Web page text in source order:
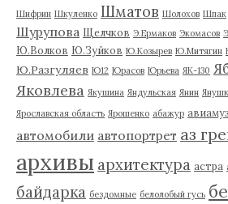
Шифрин Шкуленко Шматов Шолохов Шпак
Шурупова Щелчков Э.Ермаков Экомасов
Ю.Волков Ю.Зуйков Ю.Козырев Ю.Митягин
Ю.Разгуляев Ю12 Юрасов Юрьева ЯК-130
Яковлева Якушина Яндульская Янин
Ярославская область Ярошенко абажур
автомобили автопортрет аз
архивы архитектура астра
байдарка бездомные белолобый гусь